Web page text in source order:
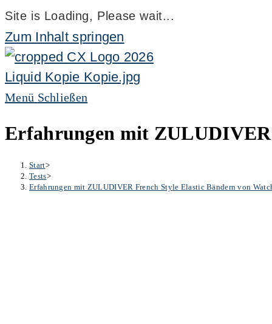
Site is Loading, Please wait...
Zum Inhalt springen
Menü Schließen
Erfahrungen mit ZULUDIVER
Start>
Tests>
Erfahrungen mit ZULUDIVER French Style Elastic Bändern von